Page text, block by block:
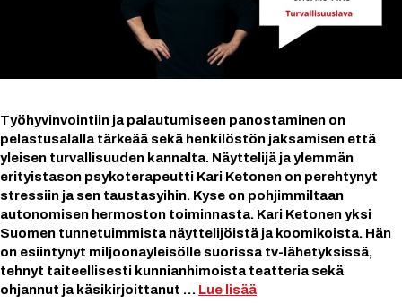
Työhyvinvointiin ja palautumiseen panostaminen on
pelastusalalla tärkeää sekä henkilöstön jaksamisen että
yleisen turvallisuuden kannalta. Näyttelijä ja ylemmän
erityistason psykoterapeutti Kari Ketonen on perehtynyt
stressiin ja sen taustasyihin. Kyse on pohjimmiltaan
autonomisen hermoston toiminnasta. Kari Ketonen yksi
Suomen tunnetuimmista näyttelijöistä ja koomikoista. Hän
on esiintynyt miljoonayleisölle suorissa tv-lähetyksissä,
tehnyt taiteellisesti kunnianhimoista teatteria sekä
ohjannut ja käsikirjoittanut … Lue lisää